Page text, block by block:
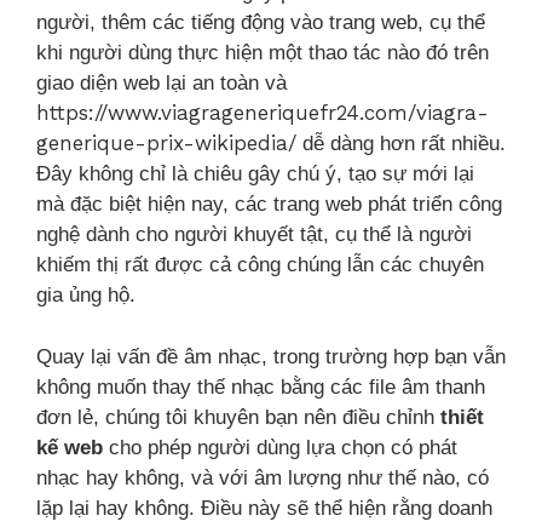
người, thêm các tiếng động vào trang web, cụ thể
khi người dùng thực hiện một thao tác nào đó trên
giao diện web lại an toàn và
https://www.viagrageneriquefr24.com/viagra-
generique-prix-wikipedia/ dễ dàng hơn rất nhiều.
Đây không chỉ là chiêu gây chú ý, tạo sự mới lại
mà đặc biệt hiện nay, các trang web phát triển công
nghệ dành cho người khuyết tật, cụ thể là người
khiếm thị rất được cả công chúng lẫn các chuyên
gia ủng hộ.
Quay lại vấn đề âm nhạc, trong trường hợp bạn vẫn
không muốn thay thế nhạc bằng các file âm thanh
đơn lẻ, chúng tôi khuyên bạn nên điều chỉnh thiết
kế web cho phép người dùng lựa chọn có phát
nhạc hay không, và với âm lượng như thế nào, có
lặp lại hay không. Điều này sẽ thể hiện rằng doanh